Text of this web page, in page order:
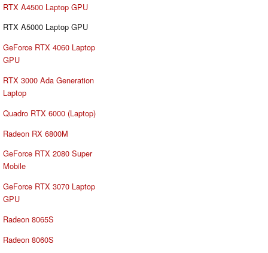
RTX A4500 Laptop GPU
RTX A5000 Laptop GPU
GeForce RTX 4060 Laptop
GPU
RTX 3000 Ada Generation
Laptop
Quadro RTX 6000 (Laptop)
Radeon RX 6800M
GeForce RTX 2080 Super
Mobile
GeForce RTX 3070 Laptop
GPU
Radeon 8065S
Radeon 8060S